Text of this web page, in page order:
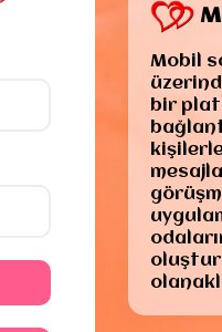
Mobil
bir